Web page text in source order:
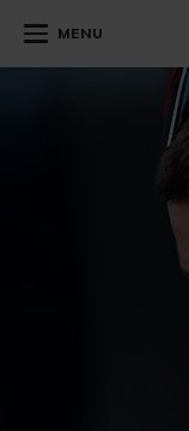
MENU